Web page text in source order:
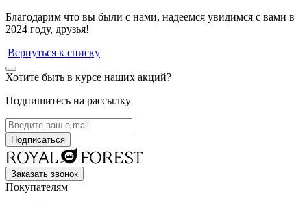
Благодарим что вы были с нами, надеемся увидимся с вами в
2024 году, друзья!
Вернуться к списку
Хотите быть в курсе наших акций?
Подпишитесь на рассылку
Заказать звонок
Покупателям